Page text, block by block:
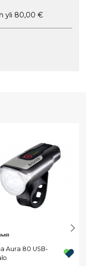
yli 80,00 €
Aura 80 USB-